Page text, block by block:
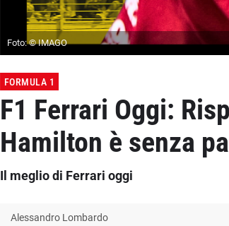
Foto: © IMAGO
FORMULA 1
F1 Ferrari Oggi:
Hamilton è senza
Il meglio di Ferrari oggi
Alessandro Lombardo